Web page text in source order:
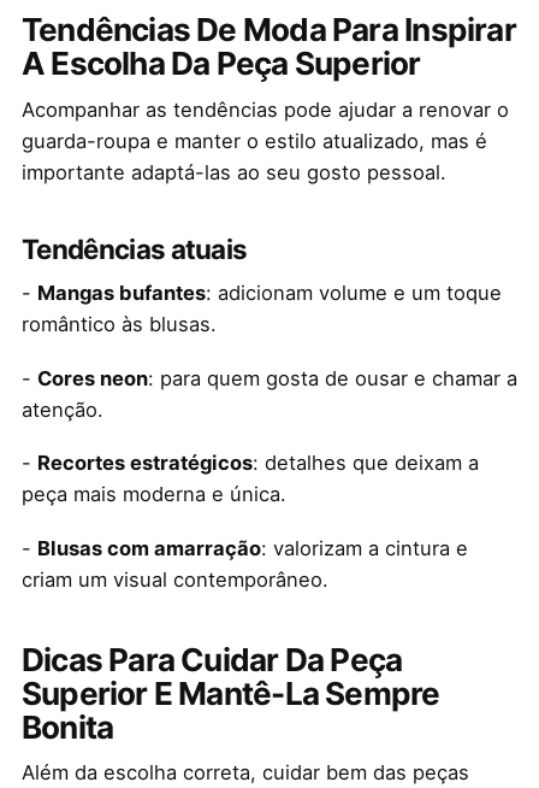
Tendências De Moda Para Inspirar
A Escolha Da Peça Superior
Acompanhar as tendências pode ajudar a renovar o
guarda-roupa e manter o estilo atualizado, mas é
importante adaptá-las ao seu gosto pessoal.
Tendências atuais
- Mangas bufantes: adicionam volume e um toque
romântico às blusas.
- Cores neon: para quem gosta de ousar e chamar a
atenção.
- Recortes estratégicos: detalhes que deixam a
peça mais moderna e única.
- Blusas com amarração: valorizam a cintura e
criam um visual contemporâneo.
Dicas Para Cuidar Da Peça
Superior E Mantê-La Sempre
Bonita
Além da escolha correta, cuidar bem das peças